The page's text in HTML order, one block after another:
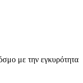
με την εγκυρότητα